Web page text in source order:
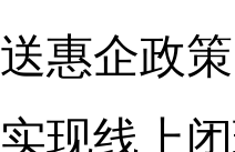
送惠企政
实现线上